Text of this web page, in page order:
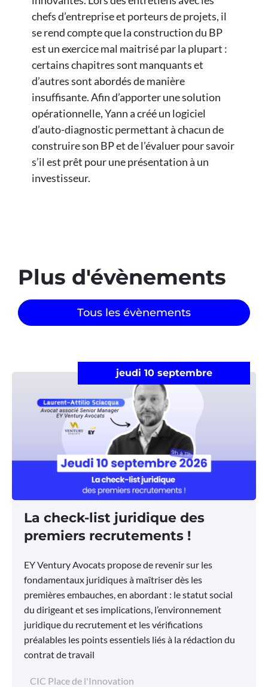
chefs d’entreprise et porteurs de projets, il
se rend compte que la construction du BP
est un exercice mal maitrisé par la plupart :
certains chapitres sont manquants et
d’autres sont abordés de manière
insuffisante. Afin d’apporter une solution
opérationnelle, Yann a créé un logiciel
d’auto-diagnostic permettant à chacun de
construire son BP et de l’évaluer pour savoir
s’il est prêt pour une présentation à un
investisseur.
Plus d'évènements​
Tous les évènements
jeudi 10 septembre
La check-list juridique des
premiers recrutements !
EY Ventury Avocats propose de revenir sur les
fondamentaux juridiques à maîtriser dès les
premières embauches, en abordant : le statut social
du dirigeant et ses implications, l’environnement
juridique du recrutement et les vérifications
préalables les points essentiels liés à la rédaction du
contrat de travail
CIC Place de l'Innovation